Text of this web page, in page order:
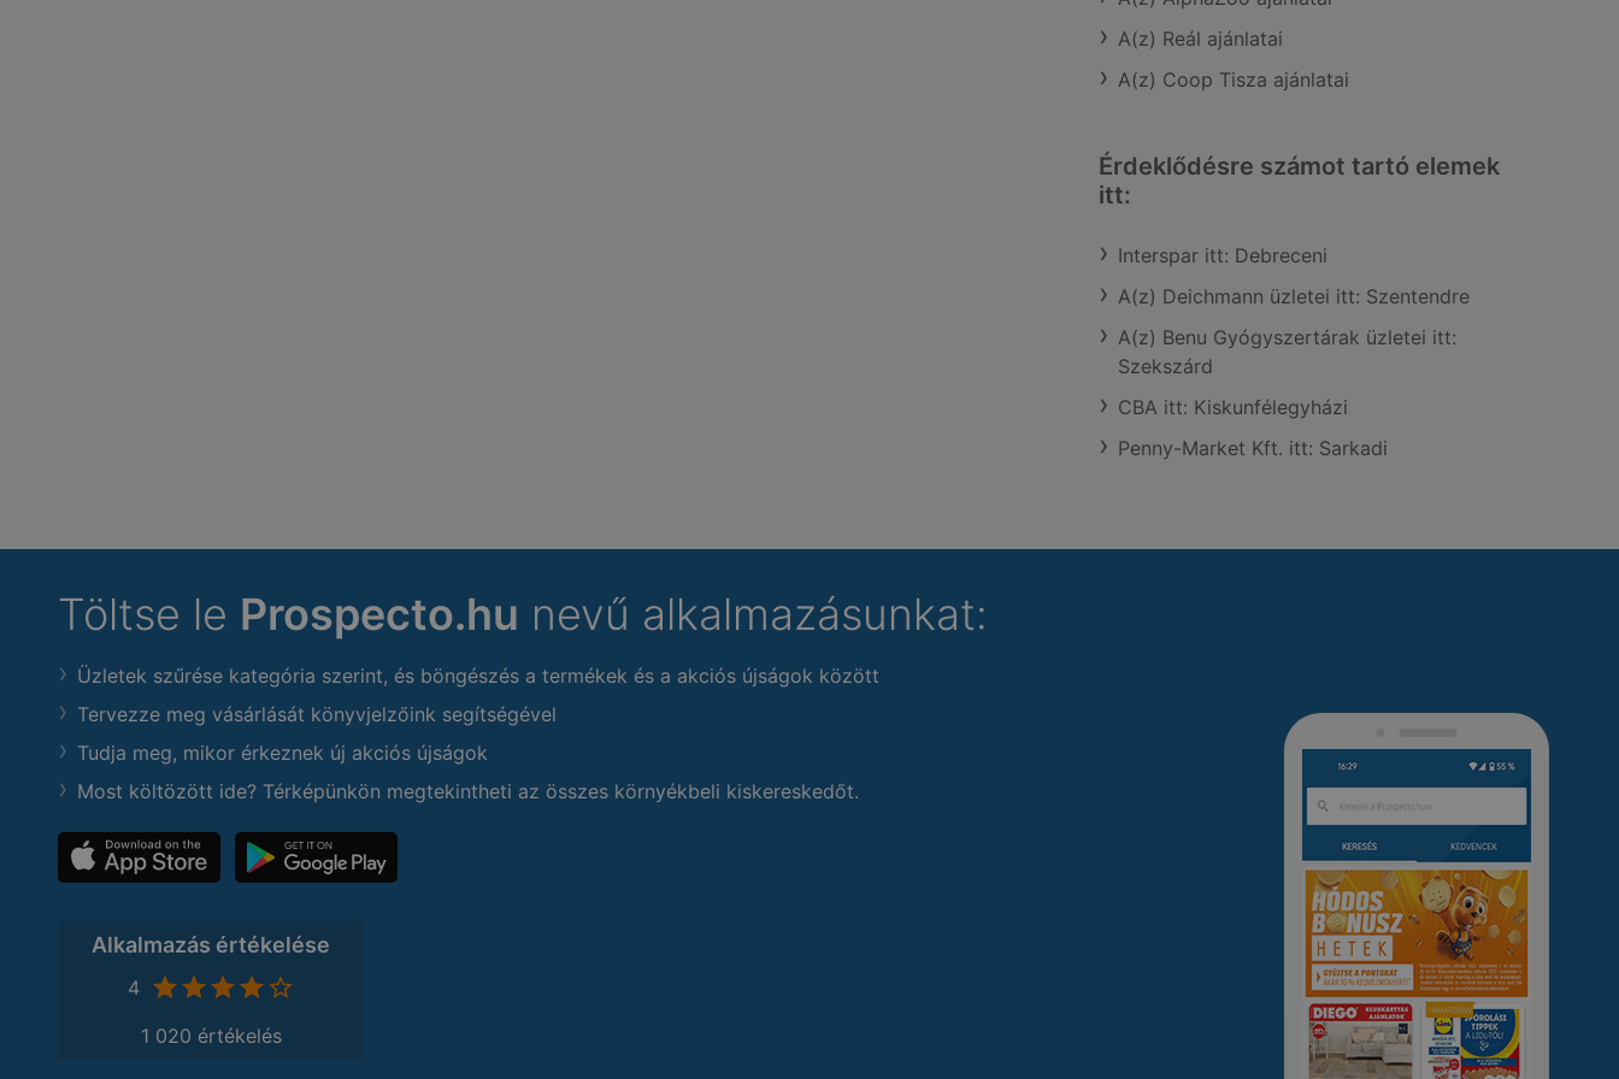
A(z) Reál ajánlatai
A(z) Coop Tisza ajánlatai
Érdeklődésre számot tartó elemek
itt:
Interspar itt: Debreceni
A(z) Deichmann üzletei itt: Szentendre
A(z) Benu Gyógyszertárak üzletei itt:
Szekszárd
CBA itt: Kiskunfélegyházi
Penny-Market Kft. itt: Sarkadi
Töltse le Prospecto.hu nevű alkalmazásunkat:
Üzletek szűrése kategória szerint, és böngészés a termékek és a akciós újságok között
Tervezze meg vásárlását könyvjelzőink segítségével
Tudja meg, mikor érkeznek új akciós újságok
Most költözött ide? Térképünkön megtekintheti az összes környékbeli kiskereskedőt.
Alkalmazás értékelése
4
1 020 értékelés